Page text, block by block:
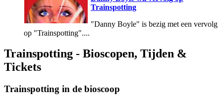
Trainspotting
"Danny Boyle" is bezig met een vervolg
op "Trainspotting"....
Trainspotting - Bioscopen, Tijden &
Tickets
Trainspotting in de bioscoop